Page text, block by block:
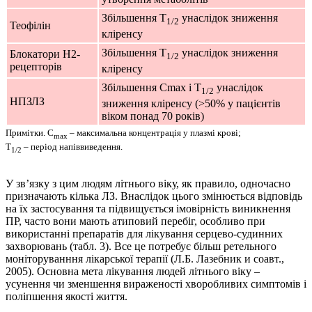
Теофілін
Збільшення Т1/2 унаслідок зниження
кліренсу
Блокатори Н2-
рецепторів
Збільшення Т1/2 унаслідок зниження
кліренсу
НПЗЛЗ
Збільшення Сmax і Т1/2 унаслідок
зниження кліренсу (>50% у пацієнтів
віком понад 70 років)
Примітки. Сmax – максимальна концентрація у плазмі крові;
Т1/2 – період напіввиведення.
У зв’язку з цим людям літнього віку, як правило, одночасно
призначають кілька ЛЗ. Внаслідок цього змінюється відповідь
на їх застосування та підвищується імовірність виникнення
ПР, часто вони мають атиповий перебіг, особливо при
використанні препаратів для лікування серцево-судинних
захворювань (табл. 3). Все це потребує більш ретельного
моніторуванння лікарської терапії (Л.Б. Лазебник и соавт.,
2005). Основна мета лікування людей літнього віку –
усунення чи зменшення вираженості хворобливих симптомів і
поліпшення якості життя.